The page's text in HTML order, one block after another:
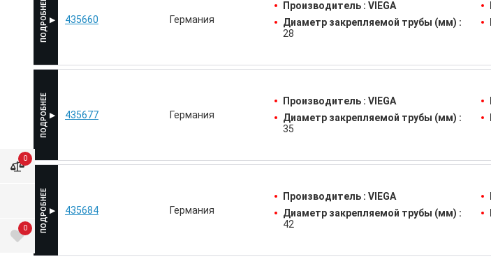
0
0
435660 Германия
Производитель : VIEGA
Диаметр закрепляемой трубы (мм) :
28
435677 Германия
Производитель : VIEGA
Диаметр закрепляемой трубы (мм) :
35
435684 Германия
Производитель : VIEGA
Диаметр закрепляемой трубы (мм) :
42